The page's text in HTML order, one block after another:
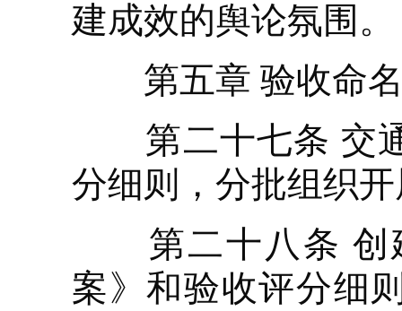
建成效的舆论氛围。
第五章 验收命
第二十七条 交通
分细则，分批组织
第二十八条 创
案》和验收评分细